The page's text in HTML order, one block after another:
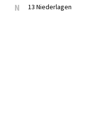
N 13 Niederlagen